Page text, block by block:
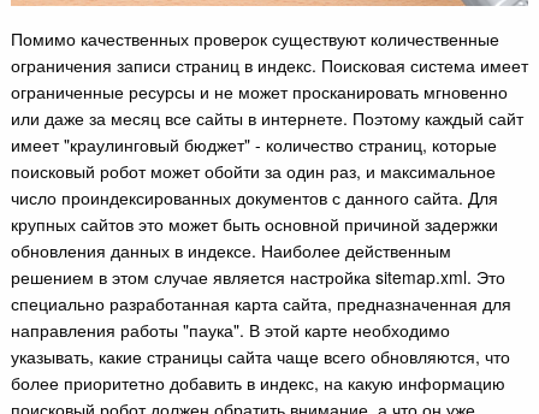
Помимо качественных проверок существуют количественные
ограничения записи страниц в индекс. Поисковая система имеет
ограниченные ресурсы и не может просканировать мгновенно
или даже за месяц все сайты в интернете. Поэтому каждый сайт
имеет "краулинговый бюджет" - количество страниц, которые
поисковый робот может обойти за один раз, и максимальное
число проиндексированных документов с данного сайта. Для
крупных сайтов это может быть основной причиной задержки
обновления данных в индексе. Наиболее действенным
решением в этом случае является настройка sitemap.xml. Это
специально разработанная карта сайта, предназначенная для
направления работы "паука". В этой карте необходимо
указывать, какие страницы сайта чаще всего обновляются, что
более приоритетно добавить в индекс, на какую информацию